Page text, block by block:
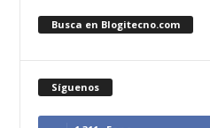
Busca en Blogitecno.com
Síguenos